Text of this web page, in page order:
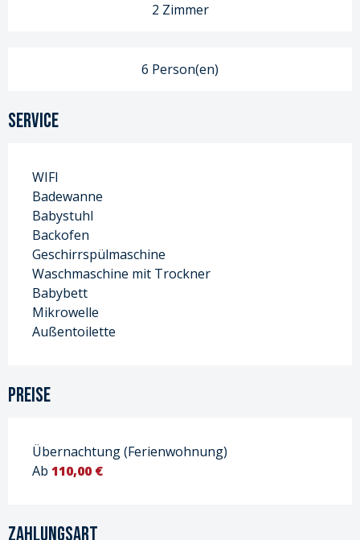
2 Zimmer
6 Person(en)
Service
WIFI
Badewanne
Babystuhl
Backofen
Geschirrspülmaschine
Waschmaschine mit Trockner
Babybett
Mikrowelle
Außentoilette
Preise
Übernachtung (Ferienwohnung)
Ab 110,00 €
Zahlungsart